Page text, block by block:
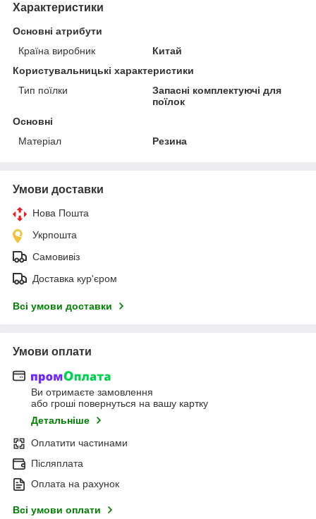
Характеристики
Основні атрибути
Країна виробник
Китай
Користувальницькі характеристики
Тип поїлки
Запасні комплектуючі для
поїлок
Основні
Матеріал
Резина
Умови доставки
Нова Пошта
Укрпошта
Самовивіз
Доставка кур'єром
Всі умови доставки
Умови оплати
Ви отримаєте замовлення
або гроші повернуться на вашу картку
Детальніше
Оплатити частинами
Післяплата
Оплата на рахунок
Всі умови оплати